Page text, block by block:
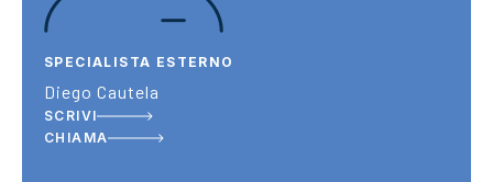
SPECIALISTA ESTERNO
Diego Cautela
SCRIVI
CHIAMA